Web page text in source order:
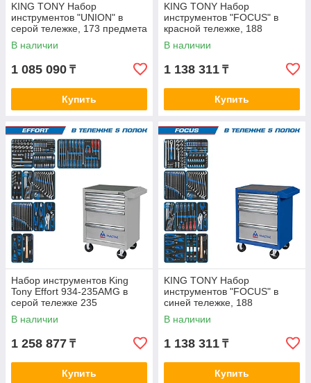
KING TONY Набор
инструментов "UNION" в
серой тележке, 173 предмета
KING TONY 932-000AMG
В наличии
1 085 090 ₸
Купить
KING TONY Набор
инструментов "FOCUS" в
красной тележке, 188
предметов KING TONY 934-
188AMR
В наличии
1 138 311 ₸
Купить
Набор инструментов King
Tony Effort 934-235AMG в
серой тележке 235
предметов
В наличии
1 258 877 ₸
Купить
KING TONY Набор
инструментов "FOCUS" в
синей тележке, 188
предметов KING TONY 934-
188AMB
В наличии
1 138 311 ₸
Купить